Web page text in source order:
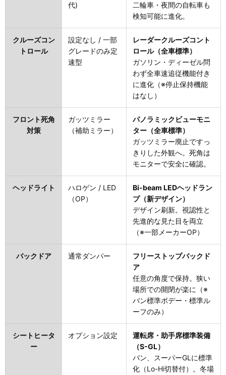
代)
二輪車・夜間の自転車も
検知可能に進化。
クルーズコン
トロール
設定なし / 一部
グレードのみ定
速型
レーダークルーズコント
ロール（全車標準）
ガソリン・ディーゼル問
わず全車速追従機能付き
に進化（※停止保持機能
はなし）
フロント死角
対策
ガッツミラー
（補助ミラー）
パノラミックビューモニ
ター（全車標準）
ガッツミラー廃止ですっ
きりした外観へ。死角は
モニターで安全に確認。
ヘッドライト
ハロゲン / LED
（OP）
Bi-beam LEDヘッドラン
プ（新デザイン）
デザイン刷新。視認性と
先進的な見た目を両立
（※一部メーカーOP）
バックドア 通常ダンパー
フリーストップバックド
ア
任意の角度で保持。狭い
場所での開閉が楽に（※
バン標準ボデー・標準ル
ーフのみ）
シートヒータ
ー
オプション設定
運転席・助手席標準装備
（S-GL）
バン、スーパーGLに標準
化（Lo-Hi切替付）。冬場